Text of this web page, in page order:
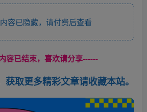
容已隐藏，请付费后查看
容已结束，喜欢请分享------
获取更多精彩文章请收藏本站。